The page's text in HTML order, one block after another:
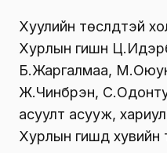
Хуулийн төслүүдтэй
Хурлын гишүүн
Б.Жаргалмаа,
Ж.Чинбүрэн,
асуулт асууж,
Хурлын гишүүд